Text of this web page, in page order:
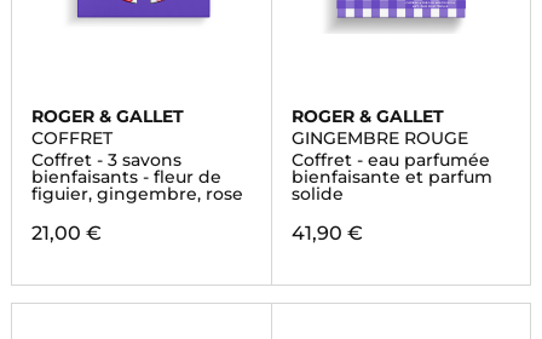
ROGER & GALLET
COFFRET
Coffret - 3 savons
bienfaisants - fleur de
figuier, gingembre, rose
21,00 €
ROGER & GALLET
GINGEMBRE ROUGE
Coffret - eau parfumée
bienfaisante et parfum
solide
41,90 €